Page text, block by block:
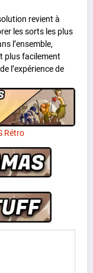
revient à
les sorts les plus
l’ensemble,
plus facilement
l’expérience de
Rétro